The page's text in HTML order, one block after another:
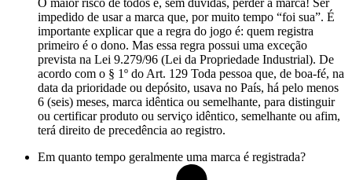
O maior risco de todos é, sem dúvidas, perder a marca! Ser
impedido de usar a marca que, por muito tempo “foi sua”. É
importante explicar que a regra do jogo é: quem registra
primeiro é o dono. Mas essa regra possui uma exceção
prevista na Lei 9.279/96 (Lei da Propriedade Industrial). De
acordo com o § 1º do Art. 129 Toda pessoa que, de boa-fé, na
data da prioridade ou depósito, usava no País, há pelo menos
6 (seis) meses, marca idêntica ou semelhante, para distinguir
ou certificar produto ou serviço idêntico, semelhante ou afim,
terá direito de precedência ao registro.
Em quanto tempo geralmente uma marca é registrada?